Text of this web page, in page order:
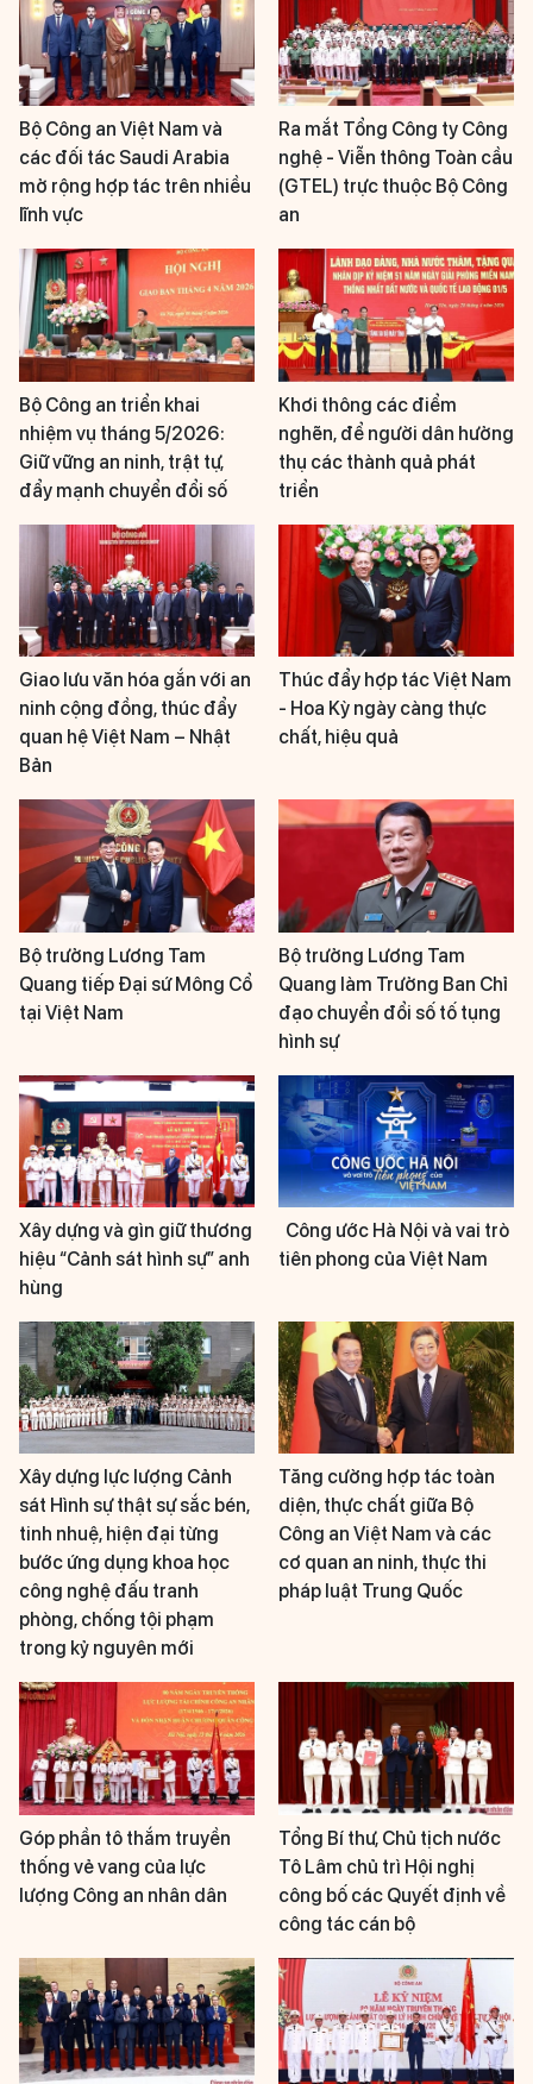
Bộ Công an Việt Nam và
các đối tác Saudi Arabia
mở rộng hợp tác trên nhiều
lĩnh vực
Ra mắt Tổng Công ty Công
nghệ - Viễn thông Toàn cầu
(GTEL) trực thuộc Bộ Công
an
Bộ Công an triển khai
nhiệm vụ tháng 5/2026:
Giữ vững an ninh, trật tự,
đẩy mạnh chuyển đổi số
Khơi thông các điểm
nghẽn, để người dân hưởng
thụ các thành quả phát
triển
Giao lưu văn hóa gắn với an
ninh cộng đồng, thúc đẩy
quan hệ Việt Nam – Nhật
Bản
Thúc đẩy hợp tác Việt Nam
- Hoa Kỳ ngày càng thực
chất, hiệu quả
Bộ trưởng Lương Tam
Quang tiếp Đại sứ Mông Cổ
tại Việt Nam
Bộ trưởng Lương Tam
Quang làm Trưởng Ban Chỉ
đạo chuyển đổi số tố tụng
hình sự
Xây dựng và gìn giữ thương
hiệu “Cảnh sát hình sự” anh
hùng
Công ước Hà Nội và vai trò
tiên phong của Việt Nam
Xây dựng lực lượng Cảnh
sát Hình sự thật sự sắc bén,
tinh nhuệ, hiện đại từng
bước ứng dụng khoa học
công nghệ đấu tranh
phòng, chống tội phạm
trong kỷ nguyên mới
Tăng cường hợp tác toàn
diện, thực chất giữa Bộ
Công an Việt Nam và các
cơ quan an ninh, thực thi
pháp luật Trung Quốc
Góp phần tô thắm truyền
thống vẻ vang của lực
lượng Công an nhân dân
Tổng Bí thư, Chủ tịch nước
Tô Lâm chủ trì Hội nghị
công bố các Quyết định về
công tác cán bộ